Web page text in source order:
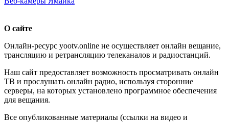
О сайте
Онлайн-ресурс yootv.online не осуществляет онлайн вещание,
трансляцию и ретрансляцию телеканалов и радиостанций.
Наш сайт предоставляет возможность просматривать онлайн
ТВ и прослушать онлайн радио, используя сторонние
серверы, на которых установлено программное обеспечения
для вещания.
Все опубликованные материалы (ссылки на видео и